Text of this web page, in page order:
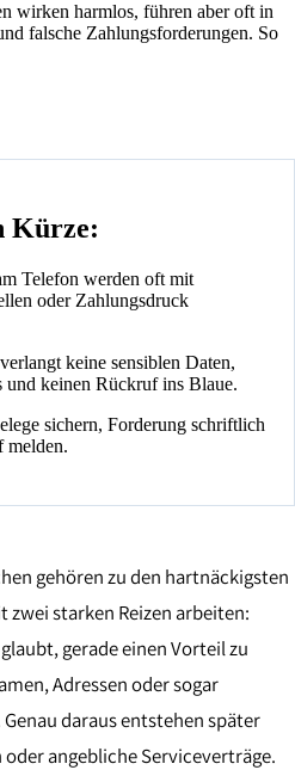
wirken harmlos, führen aber oft in
falsche Zahlungsforderungen. So
Kürze:
Telefon werden oft mit
oder Zahlungsdruck
keine sensiblen Daten,
und keinen Rückruf ins Blaue.
sichern, Forderung schriftlich
melden.
gehören zu den hartnäckigsten
zwei starken Reizen arbeiten:
gerade einen Vorteil zu
Adressen oder sogar
daraus entstehen später
angebliche Serviceverträge.